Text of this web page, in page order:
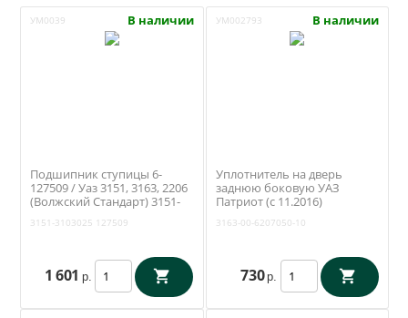
УМ0039 В наличии
Подшипник ступицы 6-
127509 / Уаз 3151, 3163, 2206
(Волжский Стандарт) 3151-
3151-3103025 127509
1 601 р.
УМ002793 В наличии
Уплотнитель на дверь
заднюю боковую УАЗ
Патриот (с 11.2016)
Екатеринбург) 3163-00-
3163-00-6207050-10
730 р.